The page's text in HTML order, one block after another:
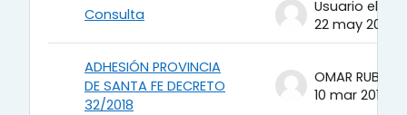
Consulta
22 may 2018
ADHESIÓN PROVINCIA
DE SANTA FE DECRETO
32/2018
10 mar 2018